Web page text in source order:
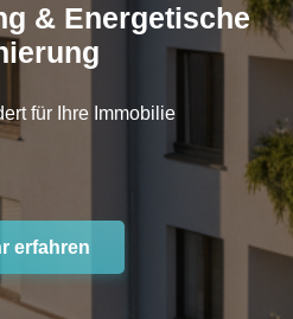
& Energetische
für Ihre Immobilie
erfahren